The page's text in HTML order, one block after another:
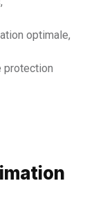
optimale,
protection